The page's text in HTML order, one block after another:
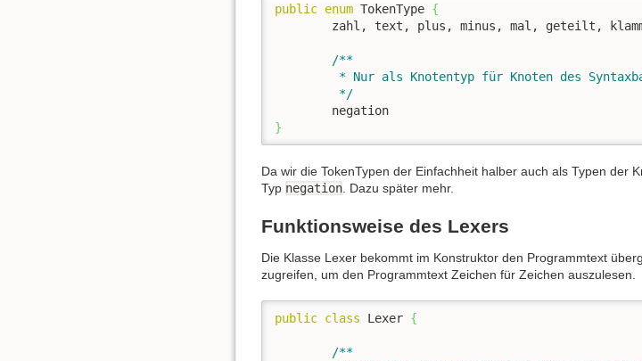
public enum TokenType {
/**
	 */
}
Da wir die TokenTypen der Einfachheit halber auch als Typen der
Typ negation . Dazu später mehr.
Funktionsweise des Lexers
Die Klasse Lexer bekommt im Konstruktor den Programmtext
zugreifen, um den Programmtext Zeichen für Zeichen auszulesen.
public class Lexer {
/**